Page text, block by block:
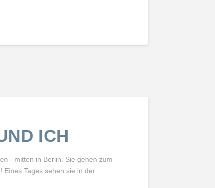
ICH
- mitten in Berlin. Sie gehen zum
Eines Tages sehen sie in der